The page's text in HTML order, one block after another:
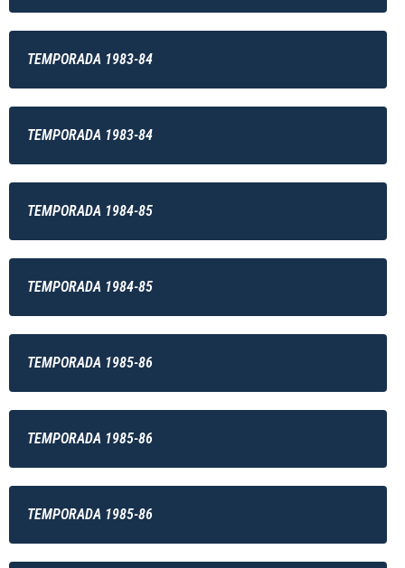
TEMPORADA 1983-84
TEMPORADA 1983-84
TEMPORADA 1984-85
TEMPORADA 1984-85
TEMPORADA 1985-86
TEMPORADA 1985-86
TEMPORADA 1985-86